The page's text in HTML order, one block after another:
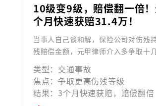
10级变9级，赔偿翻一倍
个月快速获赔31.4万！
当事人自己谈和解，保险公司对伤残
残赔偿金额，元甲律师介入多争取十
类型：交通事故
焦点：争取更高伤残等级
结果：3个月快速获赔，赔偿翻倍